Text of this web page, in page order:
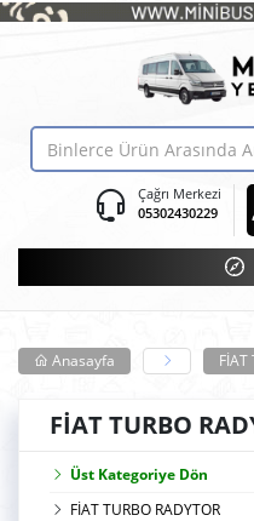
Çağrı Merkezi
05302430229
Anasayfa FİAT
FİAT TURBO
Üst Kategoriye Dön
FİAT TURBO RADYTOR